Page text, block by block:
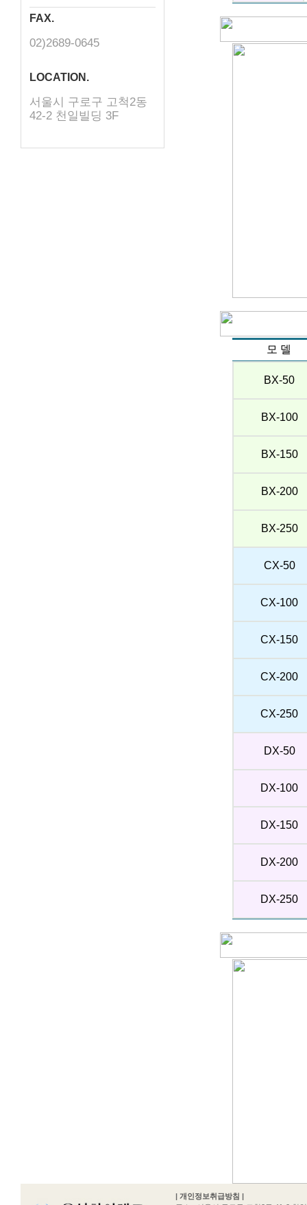
FAX.
02)2689-0645
LOCATION.
서울시 구로구 고척2동
42-2 천일빌딩 3F
모 델
BX-50
BX-100
BX-150
BX-200
BX-250
CX-50
CX-100
CX-150
CX-200
CX-250
DX-50
DX-100
DX-150
DX-200
DX-250
| 개인정보취급방침 |